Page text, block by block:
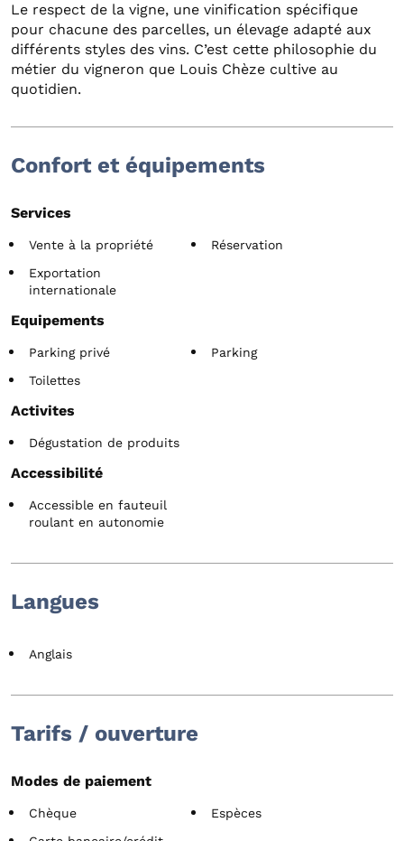
Le respect de la vigne, une vinification spécifique
pour chacune des parcelles, un élevage adapté aux
différents styles des vins. C’est cette philosophie du
métier du vigneron que Louis Chèze cultive au
quotidien.
Confort et équipements
Services
Vente à la propriété
Réservation
Exportation
internationale
Equipements
Parking privé
Parking
Toilettes
Activites
Dégustation de produits
Accessibilité
Accessible en fauteuil
roulant en autonomie
Langues
Anglais
Tarifs / ouverture
Modes de paiement
Chèque
Espèces